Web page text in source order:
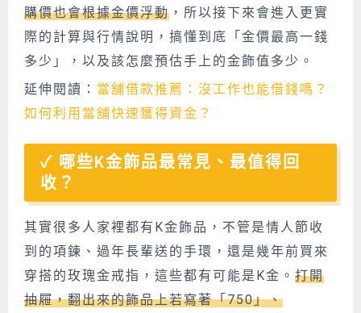
購價也會根據金價浮動 ，所以接下來會進入更實
際的計算與行情說明，搞懂到底「金價最高一錢
多少」，以及該怎麼預估手上的金飾值多少。
延伸閱讀： 當舖借款推薦：沒工作也能借錢嗎？
如何利用當舖快速獲得資金？
哪些K金飾品最常見、最值得回
收？
其實很多人家裡都有K金飾品，不管是情人節收
到的項鍊、過年長輩送的手環，還是幾年前買來
穿搭的玫瑰金戒指，這些都有可能是K金。 打開
抽屜，翻出來的飾品上若寫著「750」、